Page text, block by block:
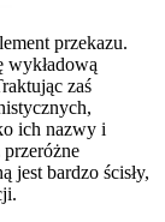
przekazu.
wykładową
zaś
ich nazwy i
jest bardzo ścisły,